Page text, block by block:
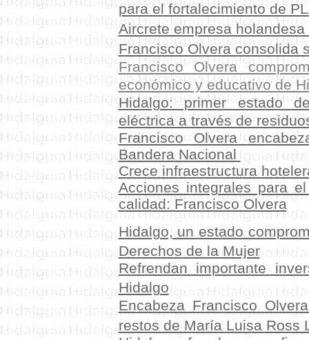
para el fortalecimiento de
Aircrete empresa
Francisco Olvera consolida
Francisco Olvera
económico y educativo de
Hidalgo: primer estado
eléctrica a través de
Francisco Olvera
Bandera Nacional
Crece infraestructura
Acciones integrales para
calidad: Francisco Olvera
Hidalgo, un estado
Derechos de la Mujer
Refrendan importante
Hidalgo
Encabeza Francisco
restos de María Luisa Ross